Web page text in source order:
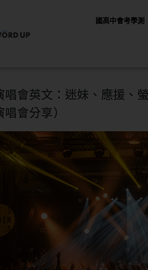
國高中會考學測
唱會英文：迷妹、應援、
唱會分享）